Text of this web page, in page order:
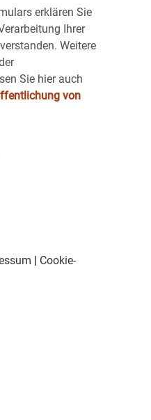
erklären Sie
Ihrer
Weitere
Sie hier auch
von
| Cookie-